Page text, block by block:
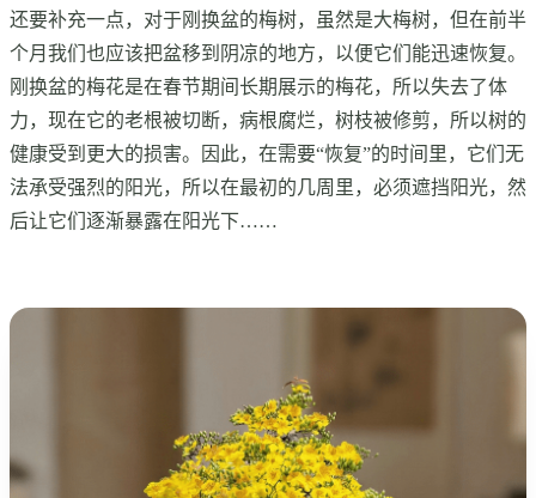
还要补充一点，对于刚换盆的梅树，虽然是大梅树，但在前半
个月我们也应该把盆移到阴凉的地方，以便它们能迅速恢复。
刚换盆的梅花是在春节期间长期展示的梅花，所以失去了体
力，现在它的老根被切断，病根腐烂，树枝被修剪，所以树的
健康受到更大的损害。因此，在需要“恢复”的时间里，它们无
法承受强烈的阳光，所以在最初的几周里，必须遮挡阳光，然
后让它们逐渐暴露在阳光下……